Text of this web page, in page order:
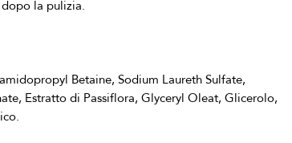
Betaine, Sodium Laureth Sulfate,
Estratto di Passiflora, Glyceryl Oleat, Glicerolo,